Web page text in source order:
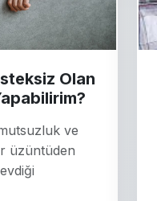
Olan
ve
üzüntüden